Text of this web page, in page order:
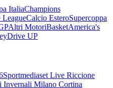
ItaliaChampions
LeagueCalcio EsteroSupercoppa
Altri MotoriBasketAmerica's
Drive UP
Sportmediaset Live Riccione
Invernali Milano Cortina